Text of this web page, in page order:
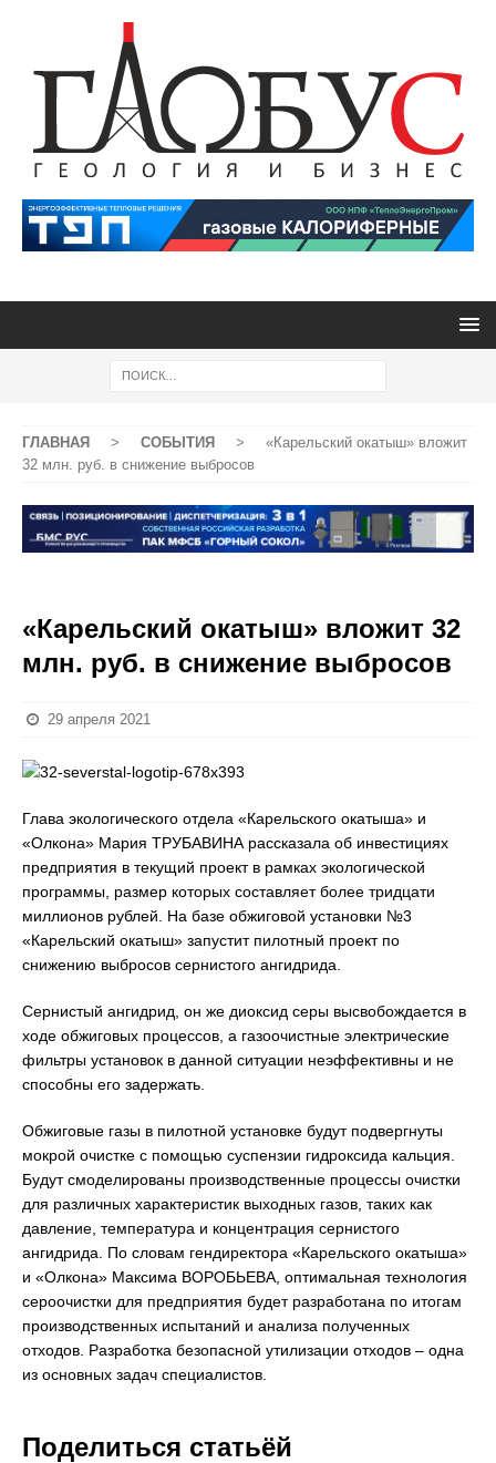
ГЛАВНАЯ > СОБЫТИЯ >
«Карельский окатыш» вложит
32 млн. руб. в снижение выбросов
«Карельский окатыш» вложит 32
млн. руб. в снижение выбросов
29 апреля 2021
Глава экологического отдела «Карельского окатыша» и
«Олкона» Мария ТРУБАВИНА рассказала об инвестициях
предприятия в текущий проект в рамках экологической
программы, размер которых составляет более тридцати
миллионов рублей. На базе обжиговой установки №3
«Карельский окатыш» запустит пилотный проект по
снижению выбросов сернистого ангидрида.
Сернистый ангидрид, он же диоксид серы высвобождается в
ходе обжиговых процессов, а газоочистные электрические
фильтры установок в данной ситуации неэффективны и не
способны его задержать.
Обжиговые газы в пилотной установке будут подвергнуты
мокрой очистке с помощью суспензии гидроксида кальция.
Будут смоделированы производственные процессы очистки
для различных характеристик выходных газов, таких как
давление, температура и концентрация сернистого
ангидрида. По словам гендиректора «Карельского окатыша»
и «Олкона» Максима ВОРОБЬЕВА, оптимальная технология
сероочистки для предприятия будет разработана по итогам
производственных испытаний и анализа полученных
отходов. Разработка безопасной утилизации отходов – одна
из основных задач специалистов.
Поделиться статьёй